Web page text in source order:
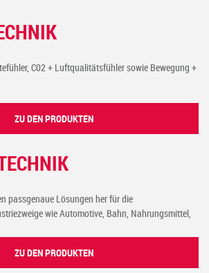
C02 + Luftqualitätsfühler sowie Bewegung +
ZU DEN PRODUKTEN
passgenaue Lösungen her für die
wie Automotive, Bahn, Nahrungsmittel,
ZU DEN PRODUKTEN